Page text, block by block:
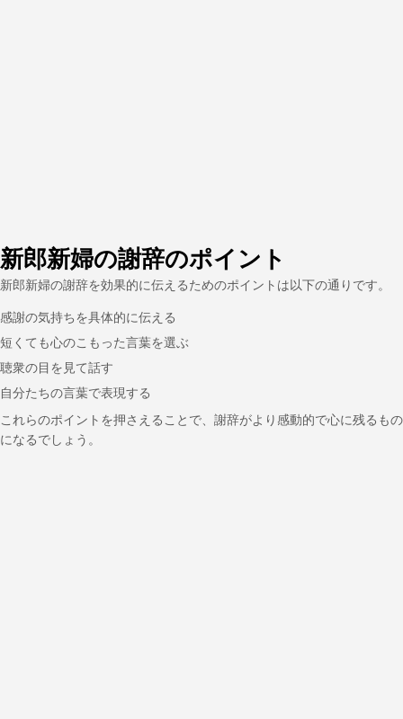
新郎新婦の謝辞のポイント
新郎新婦の謝辞を効果的に伝えるためのポイントは以下の通りです。
感謝の気持ちを具体的に伝える
短くても心のこもった言葉を選ぶ
聴衆の目を見て話す
自分たちの言葉で表現する
これらのポイントを押さえることで、謝辞がより感動的で心に残るもの
になるでしょう。